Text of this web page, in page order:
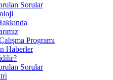
Sorular
Programı
Haberler
Sorular